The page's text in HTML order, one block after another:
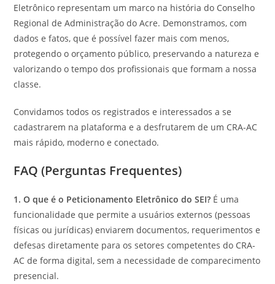
Eletrônico representam um marco na história do Conselho
Regional de Administração do Acre. Demonstramos, com
dados e fatos, que é possível fazer mais com menos,
protegendo o orçamento público, preservando a natureza e
valorizando o tempo dos profissionais que formam a nossa
classe.
Convidamos todos os registrados e interessados a se
cadastrarem na plataforma e a desfrutarem de um CRA-AC
mais rápido, moderno e conectado.
FAQ (Perguntas Frequentes)
1. O que é o Peticionamento Eletrônico do SEI? É uma
funcionalidade que permite a usuários externos (pessoas
físicas ou jurídicas) enviarem documentos, requerimentos e
defesas diretamente para os setores competentes do CRA-
AC de forma digital, sem a necessidade de comparecimento
presencial.